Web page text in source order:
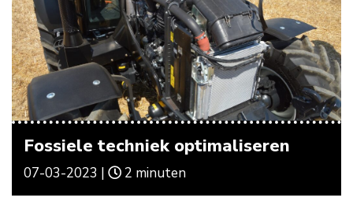
Fossiele techniek optimaliseren
07-03-2023 | 2 minuten